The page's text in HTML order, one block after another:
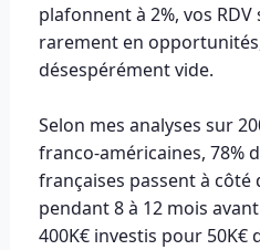
plafonnent à 2%, vos
rarement en
désespérément vide.
Selon mes analyses sur
franco-américaines, 78%
françaises passent à côté
pendant 8 à 12 mois
400K€ investis pour 50K€